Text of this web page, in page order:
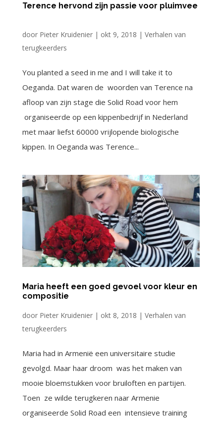
Terence hervond zijn passie voor pluimvee
door Pieter Kruidenier| okt 9, 2018 | Verhalen van
terugkeerders
You planted a seed in me and I will take it to
Oeganda. Dat waren de woorden van Terence na
afloop van zijn stage die Solid Road voor hem
organiseerde op een kippenbedrijf in Nederland
met maar liefst 60000 vrijlopende biologische
kippen. In Oeganda was Terence...
Maria heeft een goed gevoel voor kleur en
compositie
door Pieter Kruidenier| okt 8, 2018 | Verhalen van
terugkeerders
Maria had in Armenië een universitaire studie
gevolgd. Maar haar droom was het maken van
mooie bloemstukken voor bruiloften en partijen.
Toen ze wilde terugkeren naar Armenie
organiseerde Solid Road een intensieve training